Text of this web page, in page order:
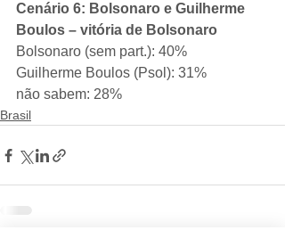
Cenário 6: Bolsonaro e Guilherme
Boulos – vitória de Bolsonaro
Bolsonaro (sem part.): 40%
Guilherme Boulos (Psol): 31%
não sabem: 28%
Brasil